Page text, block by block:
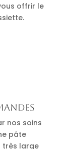
offrir le
nos soins
pâte
très large